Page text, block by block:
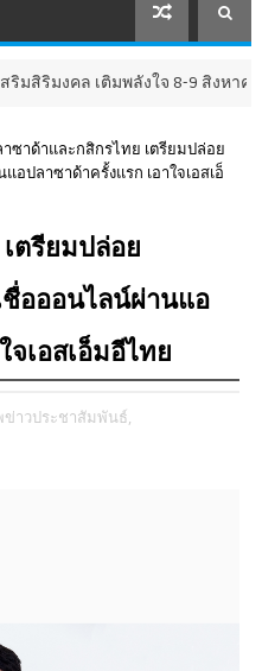
ล เติมพลังใจ 8-9 สิงหาคม นี้ ณ วั
าซาด้าและกสิกรไทย เตรียมปล่อย
ปลาซาด้าครั้งแรก เอาใจเอสเอ็
ตรียมปล่อย
อออนไลน์ผ่านแอ
จเอสเอ็มอีไทย
าวประชาสัมพันธ์,